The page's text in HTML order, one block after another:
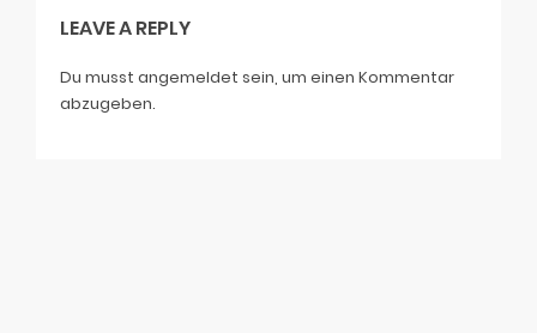
LEAVE A REPLY
Du musst angemeldet sein, um einen Kommentar
abzugeben.